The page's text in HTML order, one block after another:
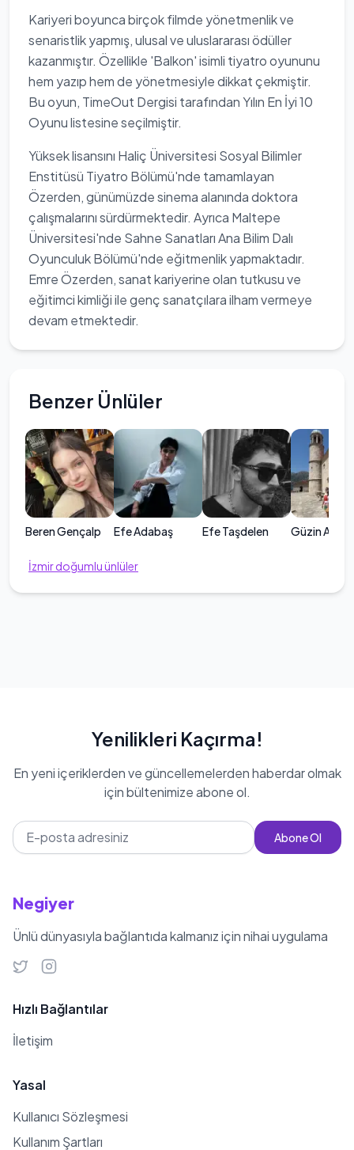
Kariyeri boyunca birçok filmde yönetmenlik ve
senaristlik yapmış, ulusal ve uluslararası ödüller
kazanmıştır. Özellikle 'Balkon' isimli tiyatro oyununu
hem yazıp hem de yönetmesiyle dikkat çekmiştir.
Bu oyun, TimeOut Dergisi tarafından Yılın En İyi 10
Oyunu listesine seçilmiştir.
Yüksek lisansını Haliç Üniversitesi Sosyal Bilimler
Enstitüsü Tiyatro Bölümü'nde tamamlayan
Özerden, günümüzde sinema alanında doktora
çalışmalarını sürdürmektedir. Ayrıca Maltepe
Üniversitesi'nde Sahne Sanatları Ana Bilim Dalı
Oyunculuk Bölümü'nde eğitmenlik yapmaktadır.
Emre Özerden, sanat kariyerine olan tutkusu ve
eğitimci kimliği ile genç sanatçılara ilham vermeye
devam etmektedir.
Benzer Ünlüler
Beren Gençalp Efe Adabaş Efe Taşdelen Güzin Alkan
İzmirdoğumlu ünlüler
Yenilikleri Kaçırma!
En yeni içeriklerden ve güncellemelerden haberdar olmak
için bültenimize abone ol.
Abone Ol
Negiyer
Ünlü dünyasıyla bağlantıda kalmanız için nihai uygulama
Hızlı Bağlantılar
İletişim
Yasal
Kullanıcı Sözleşmesi
Kullanım Şartları